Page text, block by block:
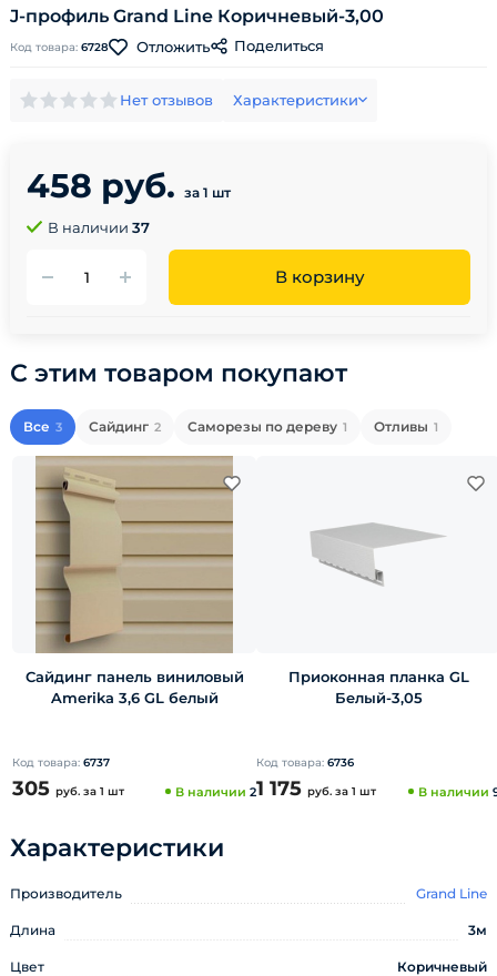
J-профиль Grand Line Коричневый-3,00
Код товара: 6728 Отложить Поделиться
Нет отзывов Характеристики
458 руб. за 1 шт
В наличии 37
В корзину
С этим товаром покупают
Все 3 Сайдинг 2 Саморезы по дереву 1 Отливы 1
Сайдинг панель виниловый
Amerika 3,6 GL белый
Код товара: 6737
305 руб. за 1 шт В наличии 2
Приоконная планка GL
Белый-3,05
Код товара: 6736
1 175 руб. за 1 шт В наличии
Характеристики
Производитель Grand Line
Длина 3м
Цвет Коричневый